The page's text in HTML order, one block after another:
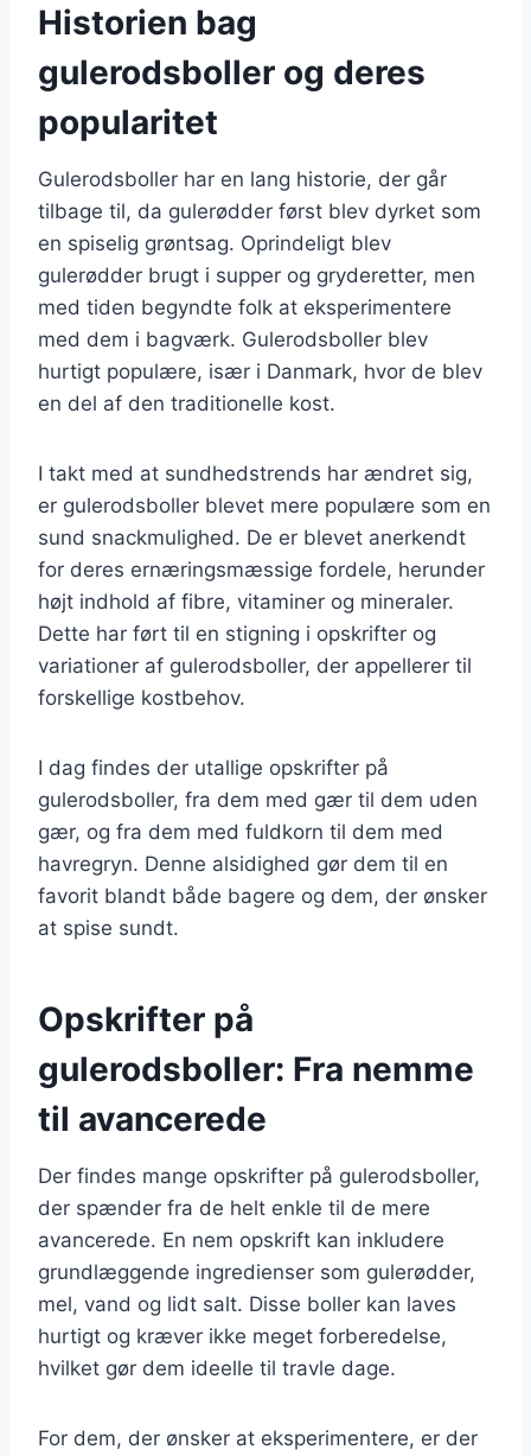
Historien bag
gulerodsboller og deres
popularitet
Gulerodsboller har en lang historie, der går
tilbage til, da gulerødder først blev dyrket som
en spiselig grøntsag. Oprindeligt blev
gulerødder brugt i supper og gryderetter, men
med tiden begyndte folk at eksperimentere
med dem i bagværk. Gulerodsboller blev
hurtigt populære, især i Danmark, hvor de blev
en del af den traditionelle kost.
I takt med at sundhedstrends har ændret sig,
er gulerodsboller blevet mere populære som en
sund snackmulighed. De er blevet anerkendt
for deres ernæringsmæssige fordele, herunder
højt indhold af fibre, vitaminer og mineraler.
Dette har ført til en stigning i opskrifter og
variationer af gulerodsboller, der appellerer til
forskellige kostbehov.
I dag findes der utallige opskrifter på
gulerodsboller, fra dem med gær til dem uden
gær, og fra dem med fuldkorn til dem med
havregryn. Denne alsidighed gør dem til en
favorit blandt både bagere og dem, der ønsker
at spise sundt.
Opskrifter på
gulerodsboller: Fra nemme
til avancerede
Der findes mange opskrifter på gulerodsboller,
der spænder fra de helt enkle til de mere
avancerede. En nem opskrift kan inkludere
grundlæggende ingredienser som gulerødder,
mel, vand og lidt salt. Disse boller kan laves
hurtigt og kræver ikke meget forberedelse,
hvilket gør dem ideelle til travle dage.
For dem, der ønsker at eksperimentere, er der